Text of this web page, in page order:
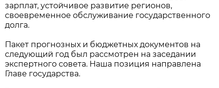
зарплат, устойчивое развитие регионов,
своевременное обслуживание государственного
долга.
Пакет прогнозных и бюджетных документов на
следующий год был рассмотрен на заседании
экспертного совета. Наша позиция направлена
Главе государства.